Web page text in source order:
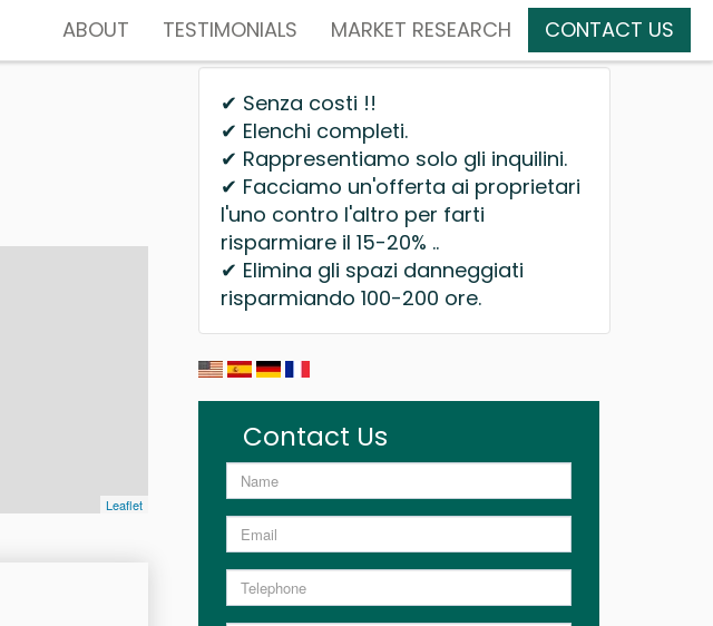
ABOUT TESTIMONIALS MARKET RESEARCH CONTACT US
Leaflet
✔ Senza costi !!
✔ Elenchi completi.
✔ Rappresentiamo solo gli inquilini.
✔ Facciamo un'offerta ai proprietari
l'uno contro l'altro per farti
risparmiare il 15-20% ..
✔ Elimina gli spazi danneggiati
risparmiando 100-200 ore.
Contact Us